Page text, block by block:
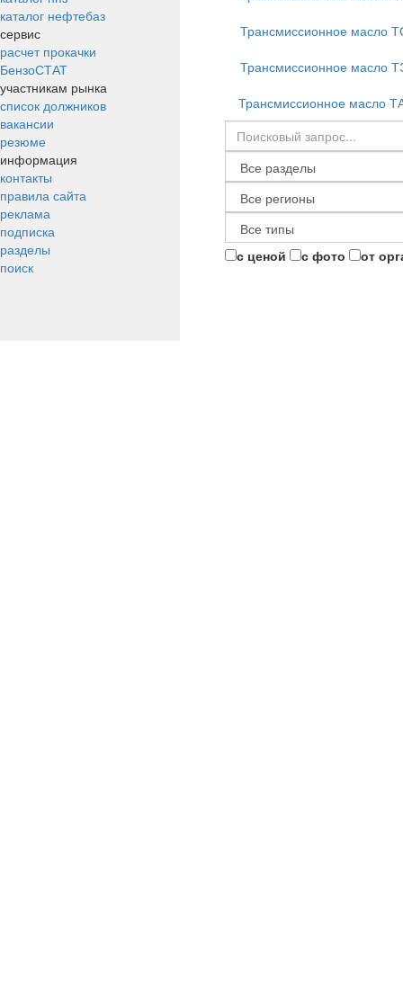
каталог нефтебаз
сервис
расчет прокачки
БензоСТАТ
участникам рынка
список должников
вакансии
резюме
информация
контакты
правила сайта
реклама
подписка
разделы
поиск
Трансмиссионное масло
Трансмиссионное масло
Трансмиссионное масло
с ценой с фото от